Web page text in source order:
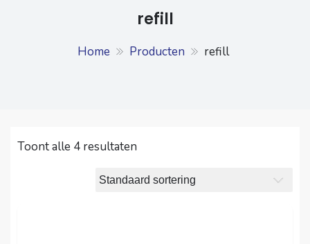
refill
Home Producten refill
Toont alle 4 resultaten